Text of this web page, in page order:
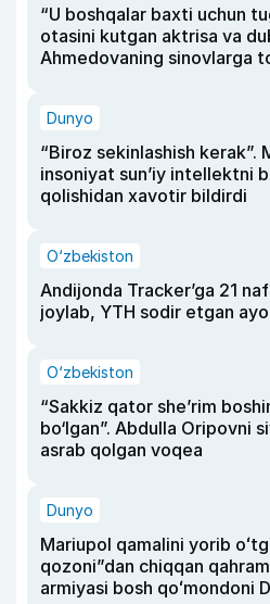
“U boshqalar baxti uchun
otasini kutgan aktrisa va
Ahmedovaning sinovlarga
Dunyo
“Biroz sekinlashish kerak”.
insoniyat sun’iy intellektni
qolishidan xavotir bildirdi
O‘zbekiston
Andijonda Tracker’ga 21
joylab, YTH sodir etgan
O‘zbekiston
“Sakkiz qator she’rim
bo‘lgan”. Abdulla Oripovni
asrab qolgan voqea
Dunyo
Mariupol qamalini yorib
qozoni”dan chiqqan
armiyasi bosh qoʻmondoni